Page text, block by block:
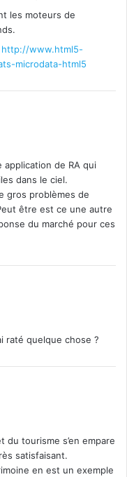
les moteurs de
http://www.html5-
microdata-html5
application de RA qui
dans le ciel.
gros problèmes de
être est ce une autre
du marché pour ces
raté quelque chose ?
du tourisme s’en empare
satisfaisant.
en est un exemple